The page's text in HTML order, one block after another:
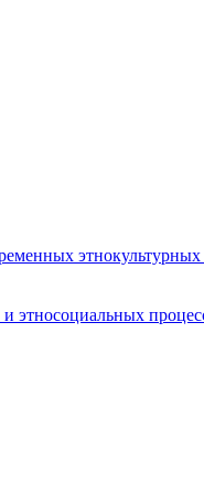
этнокультурных
этносоциальных